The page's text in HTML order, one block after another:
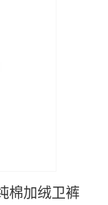
棉加绒卫裤